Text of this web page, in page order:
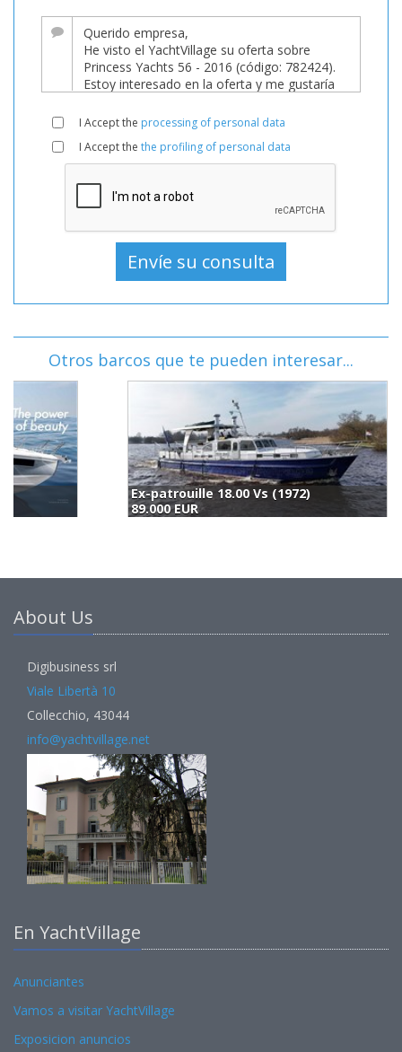
I Accept the processing of personal data
I Accept the the profiling of personal data
Otros barcos que te pueden interesar...
Ex-patrouille 18.00 Vs (1972)
89.000 EUR
About Us
Digibusiness srl
Viale Libertà 10
Collecchio, 43044
info@yachtvillage.net
En YachtVillage
Anunciantes
Vamos a visitar YachtVillage
Exposicion anuncios